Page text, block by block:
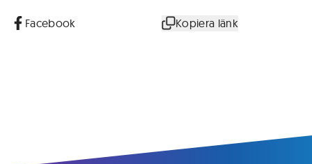
Facebook Kopiera länk